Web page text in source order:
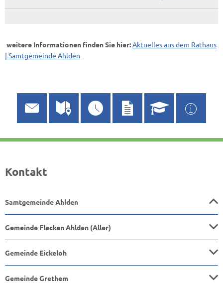
weitere Informationen finden Sie hier:Aktuelles aus dem Rathaus
| Samtgemeinde Ahlden
Kontakt
Samtgemeinde Ahlden
Gemeinde Flecken Ahlden (Aller)
Gemeinde Eickeloh
Gemeinde Grethem